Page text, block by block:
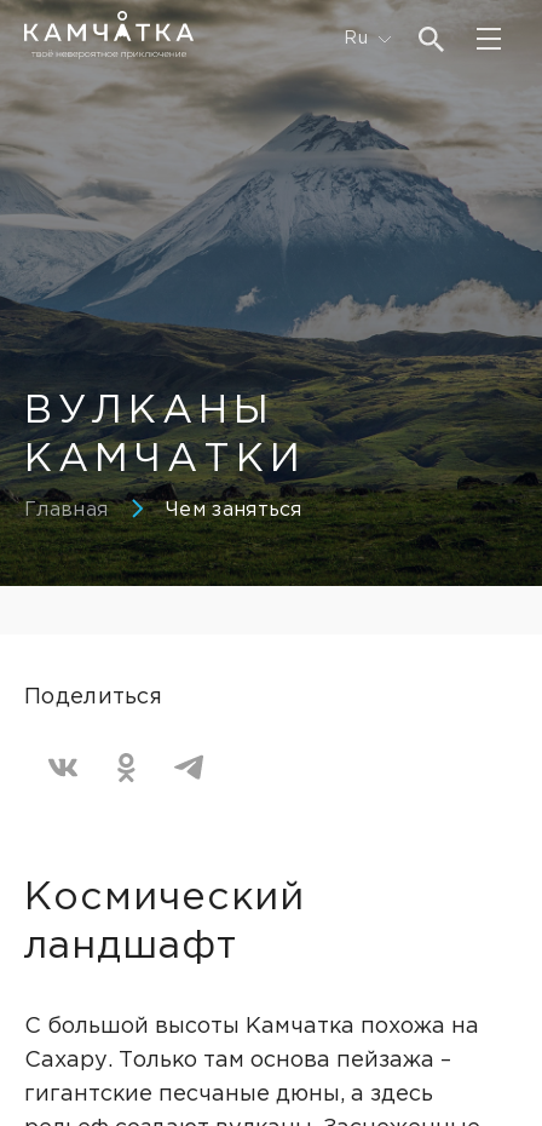
Ru
ВУЛКАНЫ
КАМЧАТКИ
Главная Чем заняться
Поделиться
Космический
ландшафт
С большой высоты Камчатка похожа на
Сахару. Только там основа пейзажа –
гигантские песчаные дюны, а здесь